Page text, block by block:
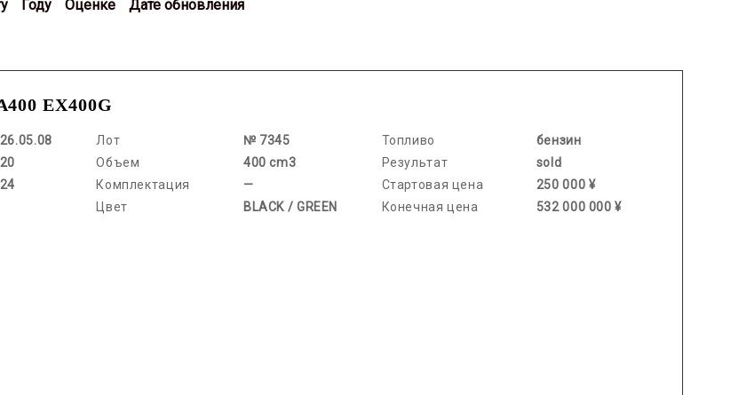
Году Оценке Дате обновления
EX400G
Лот
№ 7345
Объем
400 cm3
Комплектация
—
Цвет
BLACK / GREEN
Топливо
бензин
Результат
sold
Стартовая цена
250 000 ¥
Конечная цена
532 000 000 ¥